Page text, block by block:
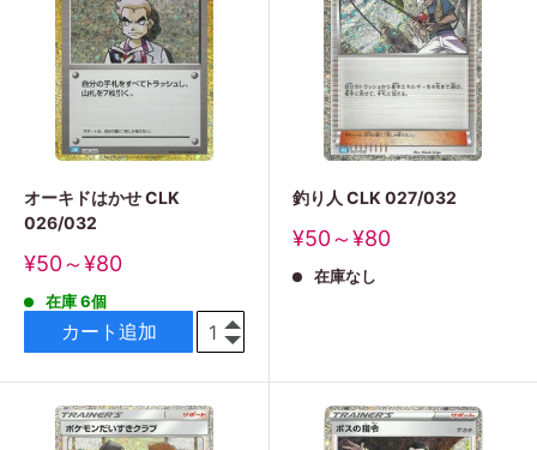
オーキドはかせ CLK
026/032
販
価
¥50～¥80
在庫 6個
カート追加
釣り人 CLK 027/032
販
価
¥50～¥80
在庫なし